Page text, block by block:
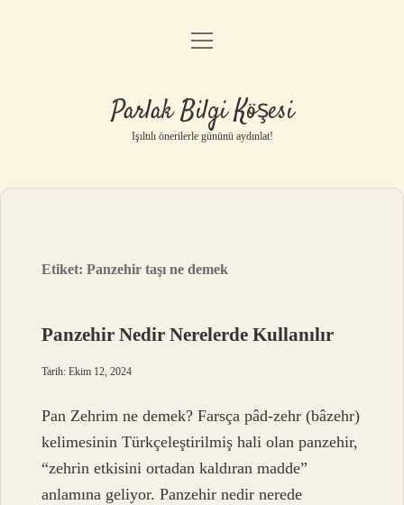
Anasayfa
Yasal Uyarı
menüyü
Parlak Bilgi Köşesi
Işıltılı önerilerle gününü aydınlat!
Etiket:Panzehir taşı ne demek
Panzehir Nedir Nerelerde Kullanılır
Tarih: Ekim 12, 2024
Pan Zehrim ne demek? Farsça pâd-zehr (bâzehr)
kelimesinin Türkçeleştirilmiş hali olan panzehir,
“zehrin etkisini ortadan kaldıran madde”
anlamına geliyor. Panzehir nedir nerede